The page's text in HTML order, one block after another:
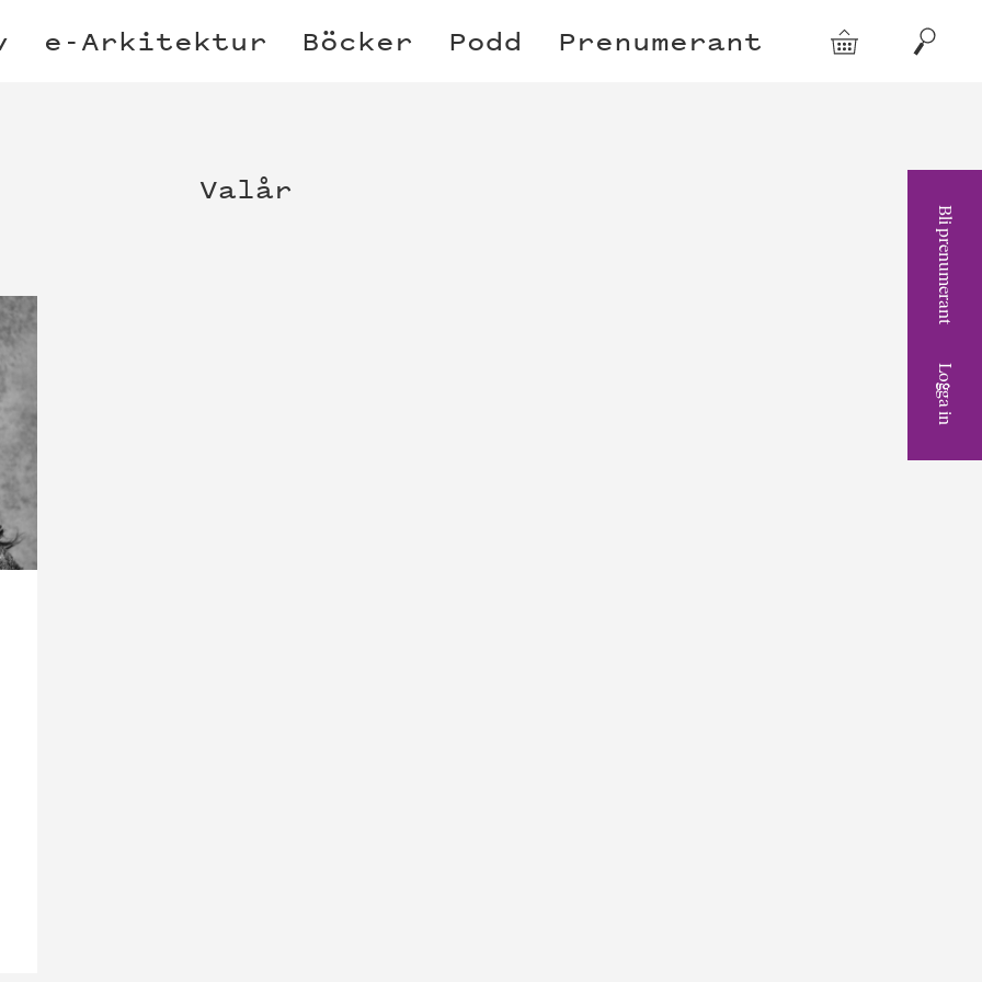
e-Arkitektur Böcker Podd Prenumerant Varukorg Sök
Bli prenumerant
Logga in
Valår